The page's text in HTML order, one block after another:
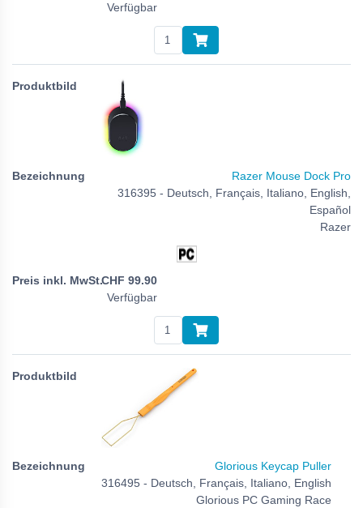
Verfügbar
Razer Mouse Dock Pro
316395 - Deutsch, Français, Italiano, English,
Español
Razer
CHF 99.90
Verfügbar
Glorious Keycap Puller
316495 - Deutsch, Français, Italiano, English
Glorious PC Gaming Race